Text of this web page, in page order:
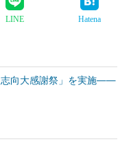
LINE Hatena
志向大感謝祭」を実施――